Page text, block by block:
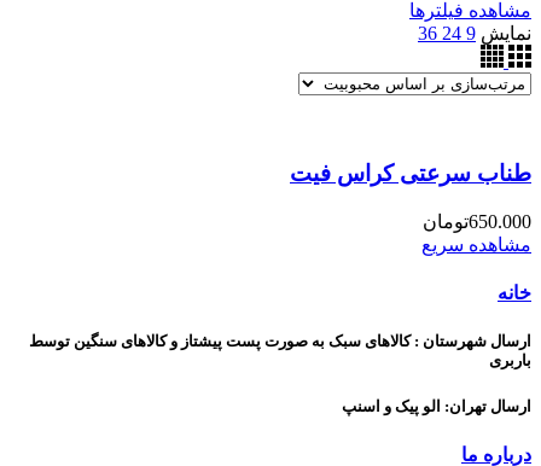
مشاهده فیلترها
نمایش 9
24
36
طناب سرعتی کراس فیت
تومان650.000
مشاهده سریع
خانه
ارسال شهرستان : کالاهای سبک به صورت پست پیشتاز و کالاهای سنگین توسط
باربری
ارسال تهران: الو پیک و اسنپ
درباره ما